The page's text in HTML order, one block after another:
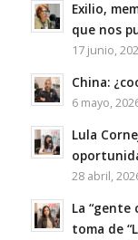
Exilio,
que nos
17 junio,
China:
6 mayo,
Lula
28 abril,
La “gente
toma de